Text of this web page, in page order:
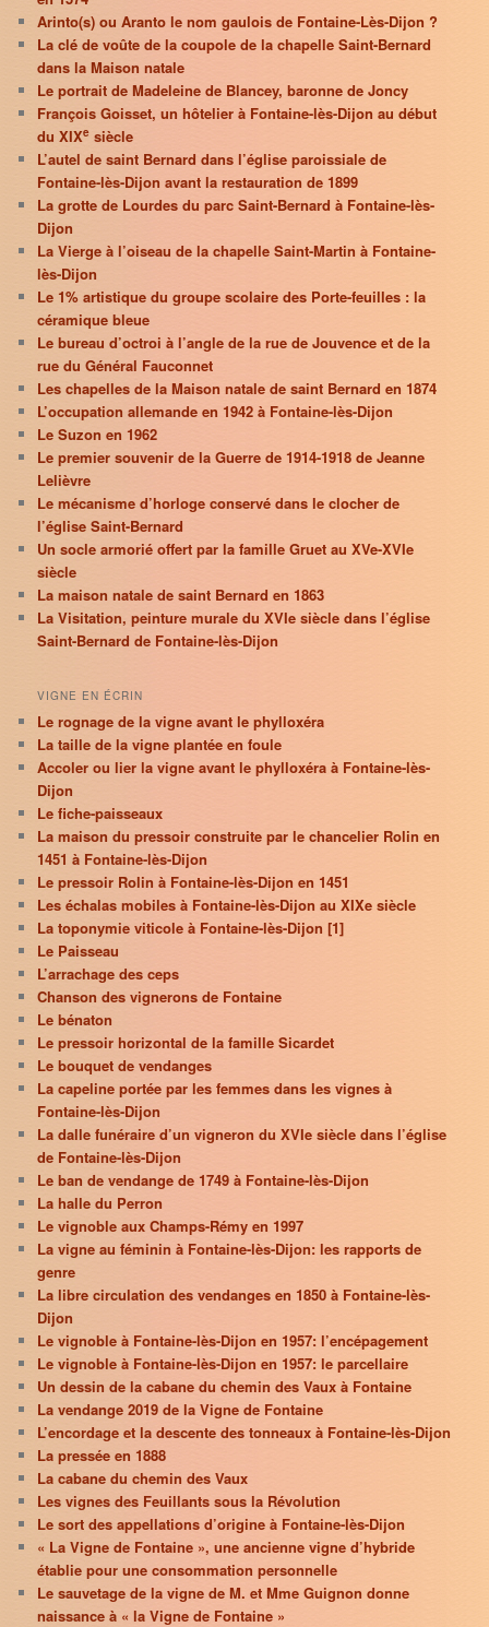
Arinto(s) ou Aranto le nom gaulois de Fontaine-Lès-Dijon ?
La clé de voûte de la coupole de la chapelle Saint-Bernard
dans la Maison natale
Le portrait de Madeleine de Blancey, baronne de Joncy
François Goisset, un hôtelier à Fontaine-lès-Dijon au début
du XIXe siècle
L’autel de saint Bernard dans l’église paroissiale de
Fontaine-lès-Dijon avant la restauration de 1899
La grotte de Lourdes du parc Saint-Bernard à Fontaine-lès-
Dijon
La Vierge à l’oiseau de la chapelle Saint-Martin à Fontaine-
lès-Dijon
Le 1% artistique du groupe scolaire des Porte-feuilles : la
céramique bleue
Le bureau d’octroi à l’angle de la rue de Jouvence et de la
rue du Général Fauconnet
Les chapelles de la Maison natale de saint Bernard en 1874
L’occupation allemande en 1942 à Fontaine-lès-Dijon
Le Suzon en 1962
Le premier souvenir de la Guerre de 1914-1918 de Jeanne
Lelièvre
Le mécanisme d’horloge conservé dans le clocher de
l’église Saint-Bernard
Un socle armorié offert par la famille Gruet au XVe-XVIe
siècle
La maison natale de saint Bernard en 1863
La Visitation, peinture murale du XVIe siècle dans l’église
Saint-Bernard de Fontaine-lès-Dijon
VIGNE EN ÉCRIN
Le rognage de la vigne avant le phylloxéra
La taille de la vigne plantée en foule
Accoler ou lier la vigne avant le phylloxéra à Fontaine-lès-
Dijon
Le fiche-paisseaux
La maison du pressoir construite par le chancelier Rolin en
1451 à Fontaine-lès-Dijon
Le pressoir Rolin à Fontaine-lès-Dijon en 1451
Les échalas mobiles à Fontaine-lès-Dijon au XIXe siècle
La toponymie viticole à Fontaine-lès-Dijon [1]
Le Paisseau
L’arrachage des ceps
Chanson des vignerons de Fontaine
Le bénaton
Le pressoir horizontal de la famille Sicardet
Le bouquet de vendanges
La capeline portée par les femmes dans les vignes à
Fontaine-lès-Dijon
La dalle funéraire d’un vigneron du XVIe siècle dans l’église
de Fontaine-lès-Dijon
Le ban de vendange de 1749 à Fontaine-lès-Dijon
La halle du Perron
Le vignoble aux Champs-Rémy en 1997
La vigne au féminin à Fontaine-lès-Dijon: les rapports de
genre
La libre circulation des vendanges en 1850 à Fontaine-lès-
Dijon
Le vignoble à Fontaine-lès-Dijon en 1957: l’encépagement
Le vignoble à Fontaine-lès-Dijon en 1957: le parcellaire
Un dessin de la cabane du chemin des Vaux à Fontaine
La vendange 2019 de la Vigne de Fontaine
L’encordage et la descente des tonneaux à Fontaine-lès-Dijon
La pressée en 1888
La cabane du chemin des Vaux
Les vignes des Feuillants sous la Révolution
Le sort des appellations d’origine à Fontaine-lès-Dijon
« La Vigne de Fontaine », une ancienne vigne d’hybride
établie pour une consommation personnelle
Le sauvetage de la vigne de M. et Mme Guignon donne
naissance à « la Vigne de Fontaine »